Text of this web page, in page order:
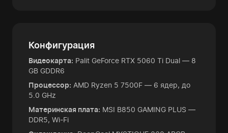
Конфигурация
Видеокарта: Palit GeForce RTX 5060 Ti Dual — 8
GB GDDR6
Процессор: AMD Ryzen 5 7500F — 6 ядер, до
5.0 GHz
Материнская плата: MSI B850 GAMING PLUS —
DDR5, Wi‑Fi